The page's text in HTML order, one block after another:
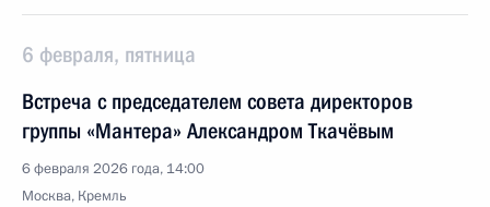
6 февраля, пятница
Встреча с председателем совета директоров
группы «Мантера» Александром Ткачёвым
6 февраля 2026 года, 14:00
Москва, Кремль